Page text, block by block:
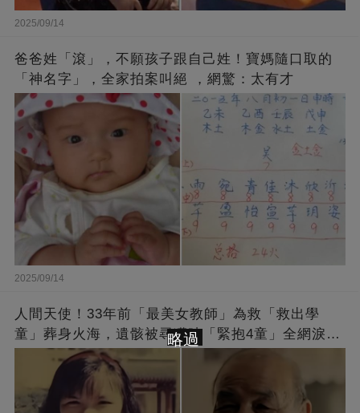
2025/09/14
爸爸姓「滾」，不願孩子跟自己姓！寶媽隨口取的
「神名字」，全家拍案叫絕 ，網驚：太有才
2025/09/14
人間天使！33年前「最美女教師」為救「救出學
童」葬身火海，遺骸被尋獲時「緊抱4童」全網淚
崩：真正的英雄不該被遺忘
略過